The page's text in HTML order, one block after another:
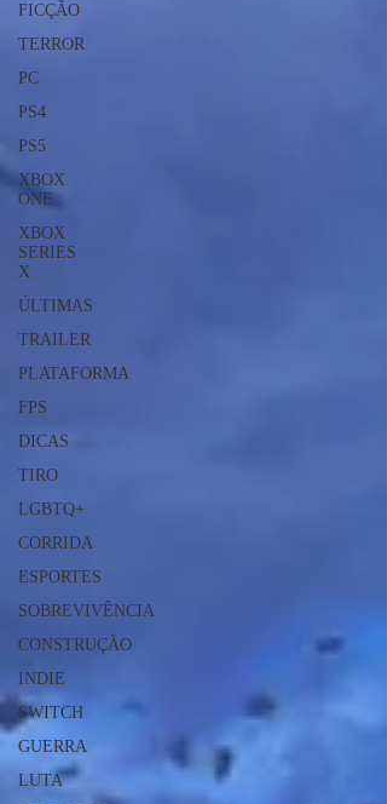
FICÇÃO
TERROR
PC
PS4
PS5
XBOX
ONE
XBOX
SERIES
X
ÚLTIMAS
TRAILER
PLATAFORMA
FPS
DICAS
TIRO
LGBTQ+
CORRIDA
ESPORTES
SOBREVIVÊNCIA
CONSTRUÇÃO
INDIE
SWITCH
GUERRA
LUTA